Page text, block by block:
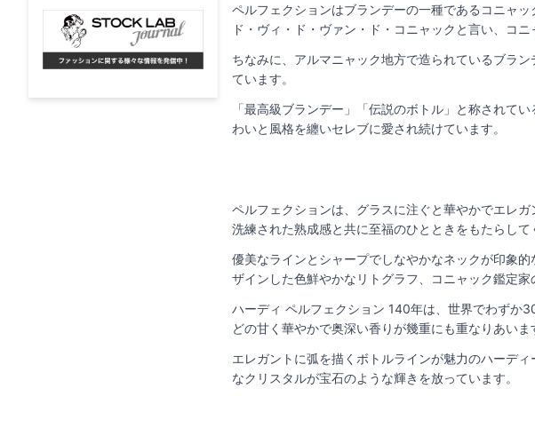
ペルフェクションはブランデーの一種であるコニャ
ド・ヴィ・ド・ヴァン・ド・コニャックと言い、コ
ちなみに、アルマニャック地方で造られているブラ
ています。
「最高級ブランデー」「伝説のボトル」と称されて
わいと風格を纏いセレブに愛され続けています。
ペルフェクションは、グラスに注ぐと華やかでエレ
洗練された熟成感と共に至福のひとときをもたらして
優美なラインとシャープでしなやかなネックが印象
ザインした色鮮やかなリトグラフ、コニャック鑑定
ハーディ ペルフェクション 140年は、世界でわずか
どの甘く華やかで奥深い香りが幾重にも重なりあいま
エレガントに弧を描くボトルラインが魅力のハーデ
なクリスタルが宝石のような輝きを放っています。